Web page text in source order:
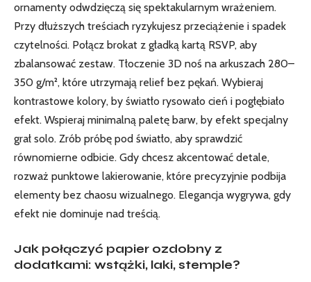
ornamenty odwdzięczą się spektakularnym wrażeniem.
Przy dłuższych treściach ryzykujesz przeciążenie i spadek
czytelności. Połącz brokat z gładką kartą RSVP, aby
zbalansować zestaw. Tłoczenie 3D noś na arkuszach 280–
350 g/m², które utrzymają relief bez pękań. Wybieraj
kontrastowe kolory, by światło rysowało cień i pogłębiało
efekt. Wspieraj minimalną paletę barw, by efekt specjalny
grał solo. Zrób próbę pod światło, aby sprawdzić
równomierne odbicie. Gdy chcesz akcentować detale,
rozważ punktowe lakierowanie, które precyzyjnie podbija
elementy bez chaosu wizualnego. Elegancja wygrywa, gdy
efekt nie dominuje nad treścią.
Jak połączyć papier ozdobny z
dodatkami: wstążki, laki, stemple?